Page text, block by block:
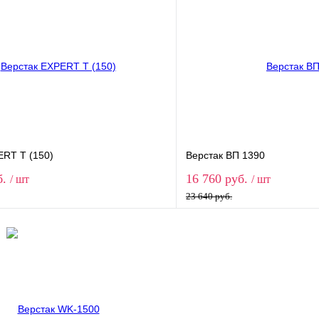
T (150)
/ шт
Верстак ВП 1390
16 760 руб. / шт
23 640 руб.